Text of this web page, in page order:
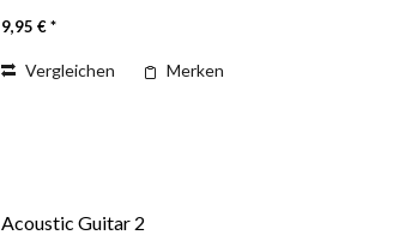
Abgerundet durch...
9,95 € *
Vergleichen Merken
Acoustic Guitar 2